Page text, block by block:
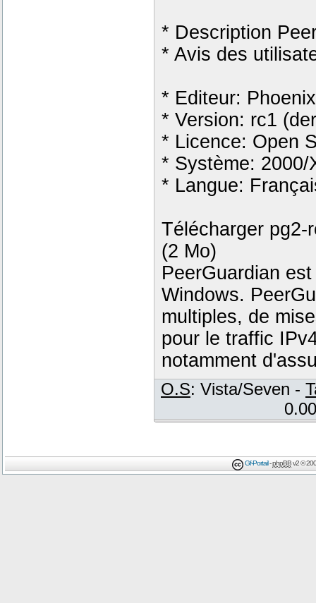
* Description
* Avis des
* Editeur:
* Version: rc1
* Licence: Open
* Système: 2000/
* Langue:
Télécharger pg2-
(2 Mo)
PeerGuardian
Windows.
multiples, de
pour le traffic
notamment
O.S: Vista/Seven -
Gf-Portail-phpBBv2 ©